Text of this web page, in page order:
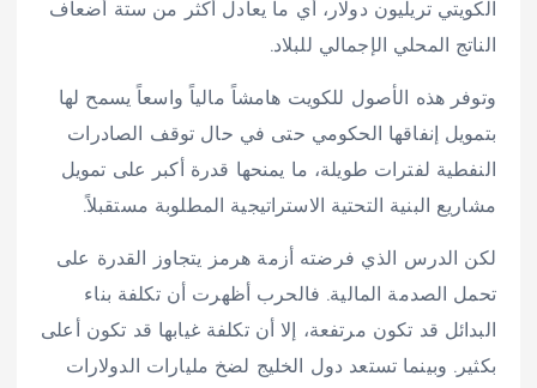
الكويتي تريليون دولار، أي ما يعادل أكثر من ستة أضعاف
الناتج المحلي الإجمالي للبلاد.
وتوفر هذه الأصول للكويت هامشاً مالياً واسعاً يسمح لها
بتمويل إنفاقها الحكومي حتى في حال توقف الصادرات
النفطية لفترات طويلة، ما يمنحها قدرة أكبر على تمويل
مشاريع البنية التحتية الاستراتيجية المطلوبة مستقبلاً.
لكن الدرس الذي فرضته أزمة هرمز يتجاوز القدرة على
تحمل الصدمة المالية. فالحرب أظهرت أن تكلفة بناء
البدائل قد تكون مرتفعة، إلا أن تكلفة غيابها قد تكون أعلى
بكثير. وبينما تستعد دول الخليج لضخ مليارات الدولارات